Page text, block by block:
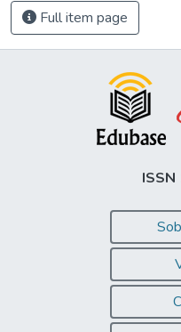
Full item page